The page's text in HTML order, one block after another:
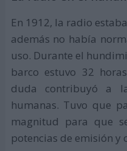
En 1912, la radio
además no había
uso. Durante el
barco estuvo 32
duda contribuyó a
humanas. Tuvo que
magnitud para que
potencias de emisión y